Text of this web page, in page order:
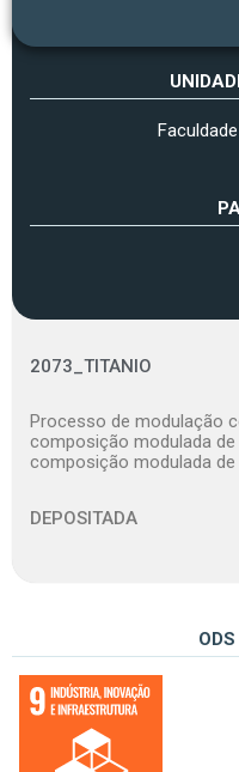
2073_TITANIO
Processo de modulação
composição modulada
composição modulada
DEPOSITADA